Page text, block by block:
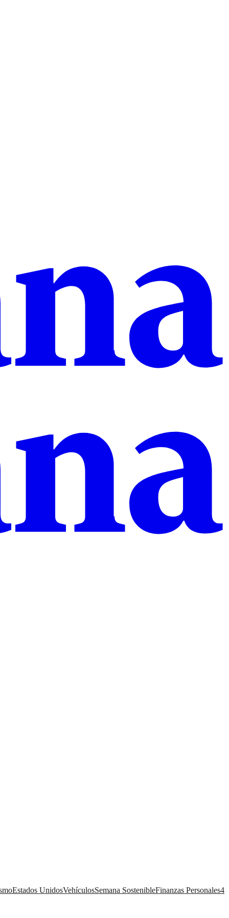
Estados UnidosVehículosSemana SostenibleFinanzas Personales4